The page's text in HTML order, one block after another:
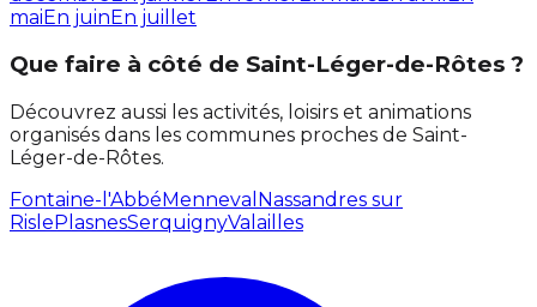
maiEn juinEn juillet
Que faire à côté de Saint-Léger-de-Rôtes ?
Découvrez aussi les activités, loisirs et animations
organisés dans les communes proches de Saint-
Léger-de-Rôtes.
Fontaine-l'AbbéMenneval Nassandres sur
RislePlasnesSerquignyValailles